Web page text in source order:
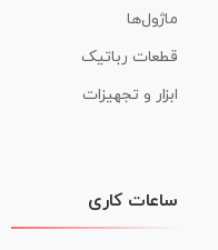
ماژول‌ها
قطعات رباتیک
ابزار و تجهیزات
ساعات کاری